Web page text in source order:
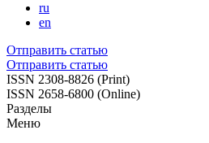
ru
en
Отправить статью
Отправить статью
ISSN 2308-8826 (Print)
ISSN 2658-6800 (Online)
Разделы
Меню